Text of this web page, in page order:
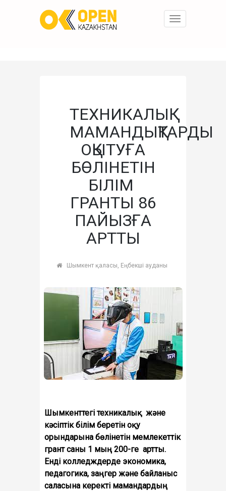
Toggle
ТЕХНИКАЛЫҚ
МАМАНДЫҚТАРДЫ
ОҚЫТУҒА
БӨЛІНЕТІН
БІЛІМ
ГРАНТЫ 86
ПАЙЫЗҒА
АРТТЫ
Шымкент қаласы, Еңбекші ауданы
Шымкенттегі техникалық және
кәсіптік білім беретін оқу
орындарына бөлінетін мемлекеттік
грант саны 1 мың 200-ге артты.
Енді колледждерде экономика,
педагогика, заңгер және байланыс
саласына керекті мамандардың